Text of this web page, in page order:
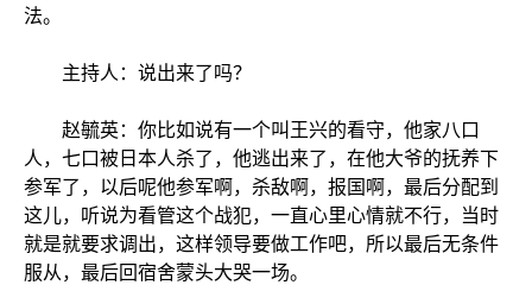
法。
主持人：说出来了吗？
赵毓英：你比如说有一个叫王兴的看守，他家八口
人，七口被日本人杀了，他逃出来了，在他大爷的抚养下
参军了，以后呢他参军啊，杀敌啊，报国啊，最后分配到
这儿，听说为看管这个战犯，一直心里心情就不行，当时
就是就要求调出，这样领导要做工作吧，所以最后无条件
服从，最后回宿舍蒙头大哭一场。